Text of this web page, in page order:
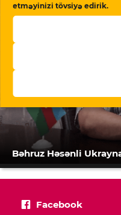
etməyinizi tövsiyə edirik.
Bəhruz Həsənli
Facebook